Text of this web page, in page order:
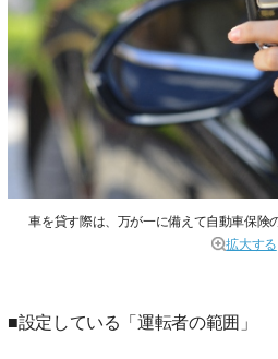
車を貸す際は、万が一に備えて自動車保険
拡大する
■設定している「運転者の範囲」